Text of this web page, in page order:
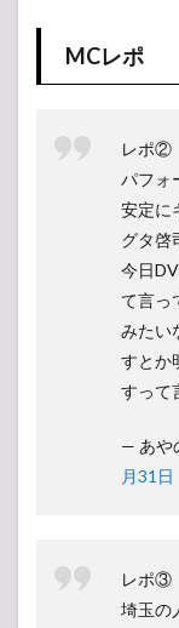
MCレポ
レポ②
パフォ
安定に
グタ啓
今日
て言っ
みたい
すとか
すって
— あや
月31日
レポ③
埼玉の